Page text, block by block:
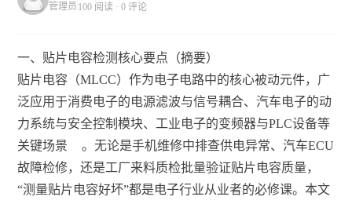
管理员 100 阅读 · 0 评论
一、贴片电容检测核心要点（摘要）
贴片电容（MLCC）作为电子电路中的核心被动元件，广
泛应用于消费电子的电源滤波与信号耦合、汽车电子的动
力系统与安全控制模块、工业电子的变频器与PLC设备等
关键场景
。无论是手机维修中排查供电异常、汽车ECU
故障检修，还是工厂来料质检批量验证贴片电容质量，
“测量贴片电容好坏”都是电子行业从业者的必修课。本文